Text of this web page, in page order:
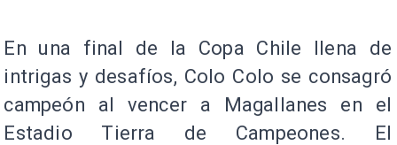
En una final de la Copa Chile llena de
intrigas y desafíos, Colo Colo se consagró
campeón al vencer a Magallanes en el
Estadio Tierra de Campeones. El